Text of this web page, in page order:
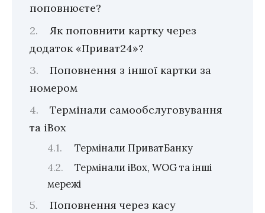
поповнюєте?
Як поповнити картку через
додаток «Приват24»?
Поповнення з іншої картки за
номером
Термінали самообслуговування
та iBox
Термінали ПриватБанку
Термінали iBox, WOG та інші
мережі
Поповнення через касу